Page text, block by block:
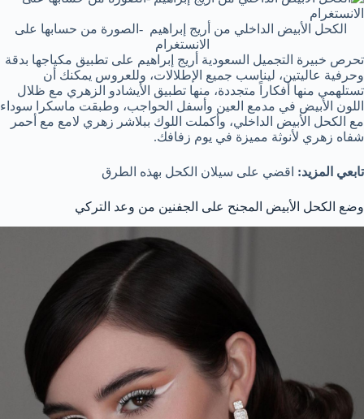
الكحل الأبيض الداخلي من أريج إبراهيم -الصورة من حسابها على
الانستغرام
تحرص خبيرة التجميل السعودية أريج إبراهيم على تطبيق مكياجها بدقة
وحرفية عاليتين، ليناسب جميع الإطلالات، وللعروس يمكنك أن
تستلهمي منها أفكاراً متجددة، منها تطبيق الأيشادو الزهري مع ظلال
اللون الأبيض في مدمع العين وأسفل الحواجب، وطبقت ماسكرا سوداء
مع الكحل الأبيض الداخلي، وأكملت اللوك ببلاشر زهري لامع مع أحمر
شفاه زهري لأنوثة مميزة في يوم زفافك.
تابعي المزيد: اقضي على سيلان الكحل بهذه الطرق
وضع الكحل الأبيض المجنح على الجفنين من وعد التركي